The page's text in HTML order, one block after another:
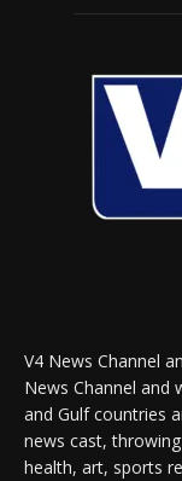
V4 News Channel
News Channel and
and Gulf countries
news cast,
health, art, sports